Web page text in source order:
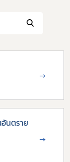
→
นตราย
→